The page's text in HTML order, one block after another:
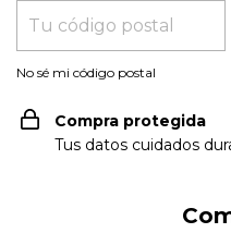
No sé mi código postal
Compra protegida
Tus datos cuidados